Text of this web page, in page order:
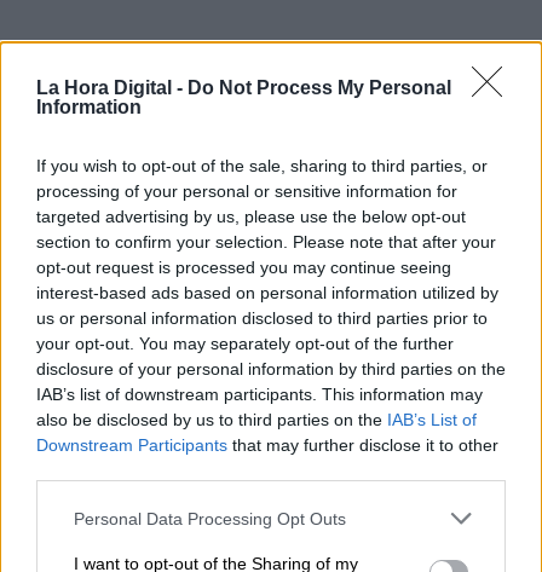
La Hora Digital - Do Not Process My Personal
Information
If you wish to opt-out of the sale, sharing to third parties, or
processing of your personal or sensitive information for
targeted advertising by us, please use the below opt-out
section to confirm your selection. Please note that after your
opt-out request is processed you may continue seeing
interest-based ads based on personal information utilized by
us or personal information disclosed to third parties prior to
your opt-out. You may separately opt-out of the further
disclosure of your personal information by third parties on the
IAB’s list of downstream participants. This information may
also be disclosed by us to third parties on the IAB’s List of
Downstream Participants that may further disclose it to other
Personal Data Processing Opt Outs
I want to opt-out of the Sharing of my
Otra tendencia a considerar es la propiaIA
usada en la Biotecnología:
una convergencia de la biotecnología y la
inteligencia artificial que permita avances más
rápidos en la identificación de fármacos, diseño
de proteínas y análisis de datos biológicos de
los seres vivos.
Ya hemos hablado en artículos anteriores,
cómo la IA se convertirá en una herramienta
crucial para varios aspectos de la vida (desde la
industria hasta la logística), y también va a
servir para analizar la complejidad de la
información biológica y acelerar los procesos de